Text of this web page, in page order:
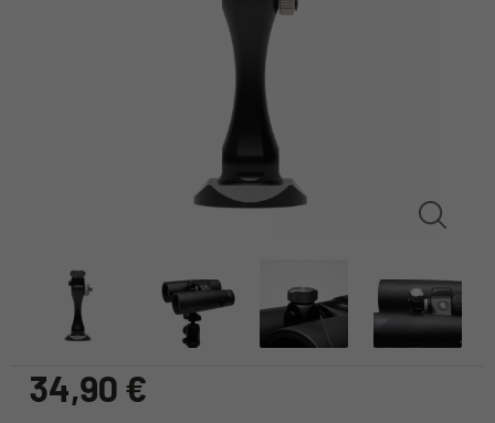
34,90 €